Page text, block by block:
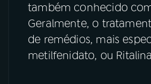
06VIDEOCASTS
também conhecido
Geralmente, o
de remédios, mais
metilfenidato, ou